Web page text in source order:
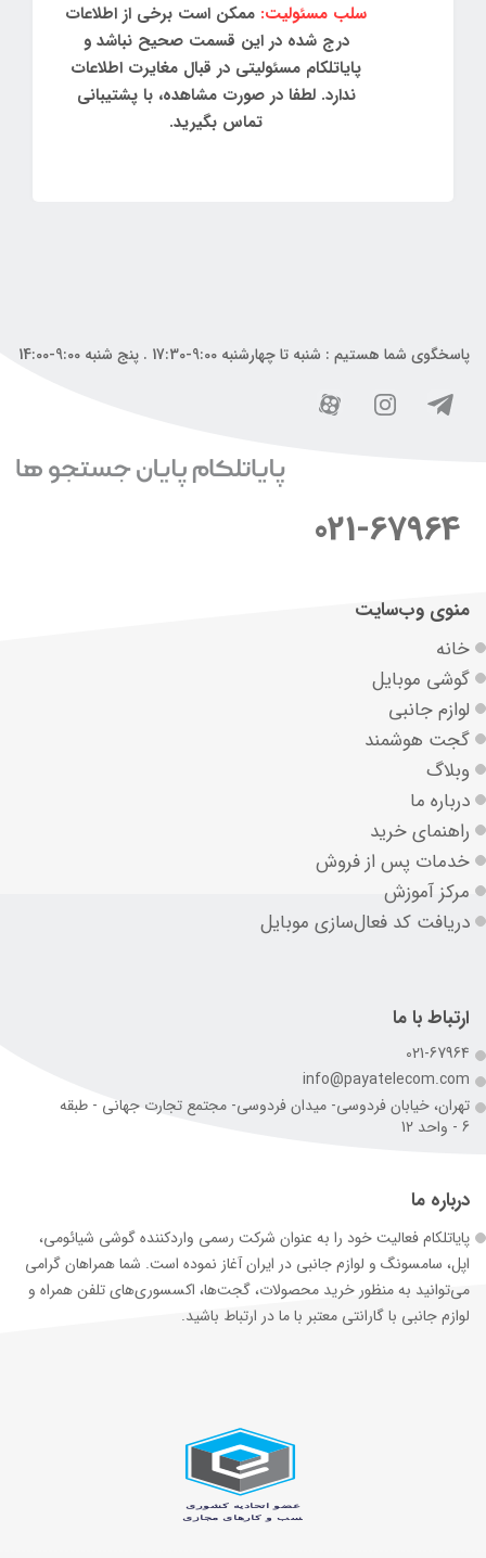
سلب مسئولیت: ممکن است برخی از اطلاعات
درج شده در این قسمت صحیح نباشد و
پایاتلکام مسئولیتی در قبال مغایرت اطلاعات
ندارد. لطفا در صورت مشاهده، با پشتیبانی
تماس بگیرید.
پاسخگوی شما هستیم : شنبه تا چهارشنبه 9:00-17:30 . پنج شنبه 9:00-14:00
021-67964
منوی وب‌سایت
خانه
گوشی موبایل
لوازم جانبی
گجت هوشمند
وبلاگ
درباره ما
راهنمای خرید
خدمات پس از فروش
مرکز آموزش
دریافت کد فعال‌سازی موبایل
ارتباط با ما
021-67964
info@payatelecom.com
تهران، خیابان فردوسی- میدان فردوسی- مجتمع تجارت جهانی - طبقه
6 - واحد 12
درباره ما
پایاتلکام فعالیت خود را به عنوان شرکت رسمی وارد‌کننده گوشی شیائومی،
اپل، سامسونگ و لوازم جانبی در ایران آغاز نموده است. شما همراهان گرامی
می‌توانید به منظور خرید محصولات، گجت‌ها، اکسسوری‌های تلفن همراه و
لوازم جانبی با گارانتی معتبر با ما در ارتباط باشید.